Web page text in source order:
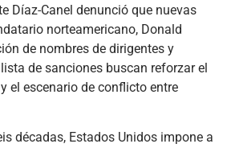
Díaz-Canel denunció que nuevas
norteamericano, Donald
de nombres de dirigentes y
de sanciones buscan reforzar el
el escenario de conflicto entre
décadas, Estados Unidos impone a